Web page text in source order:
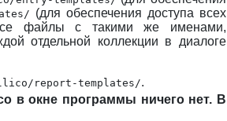
(для обеспечения доступа всех
файлы с такими же именами,
отдельной коллекции в диалоге
report-templates/.
в окне программы ничего нет. В